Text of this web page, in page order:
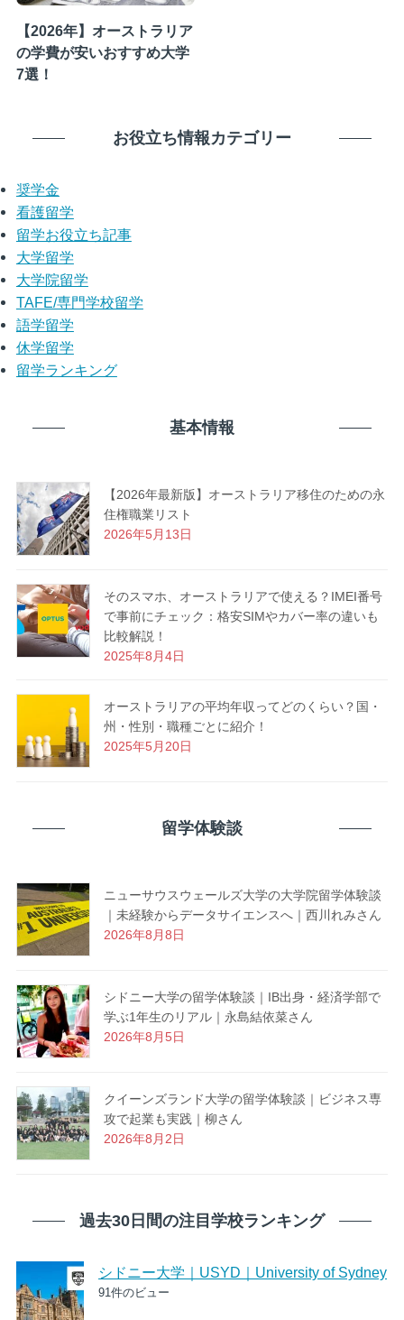
【2026年】オーストラリア
の学費が安いおすすめ大学
7選！
お役立ち情報カテゴリー
奨学金
看護留学
留学お役立ち記事
大学留学
大学院留学
TAFE/専門学校留学
語学留学
休学留学
留学ランキング
基本情報
【2026年最新版】オーストラリア移住のための永
住権職業リスト
2026年5月13日
そのスマホ、オーストラリアで使える？IMEI番号
で事前にチェック：格安SIMやカバー率の違いも
比較解説！
2025年8月4日
オーストラリアの平均年収ってどのくらい？国・
州・性別・職種ごとに紹介！
2025年5月20日
留学体験談
ニューサウスウェールズ大学の大学院留学体験談
｜未経験からデータサイエンスへ｜西川れみさん
2026年8月8日
シドニー大学の留学体験談｜IB出身・経済学部で
学ぶ1年生のリアル｜永島結依菜さん
2026年8月5日
クイーンズランド大学の留学体験談｜ビジネス専
攻で起業も実践｜柳さん
2026年8月2日
過去30日間の注目学校ランキング
シドニー大学｜USYD｜University of Sydney
91件のビュー